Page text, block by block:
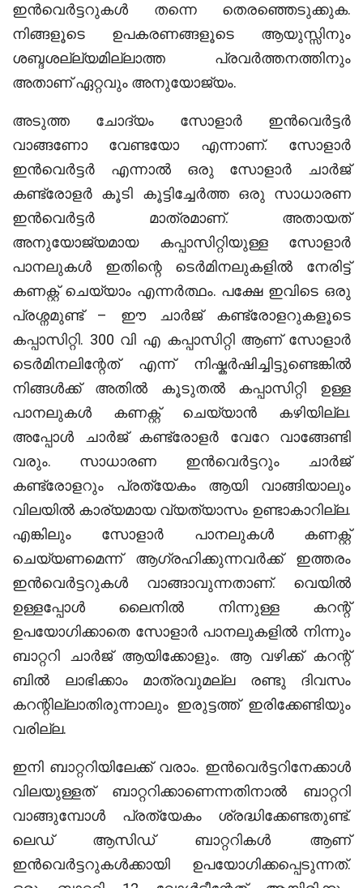
ഇൻവെർട്ടറുകൾ തന്നെ തെരഞ്ഞെടുക്കുക.
നിങ്ങളൂടെ ഉപകരണങ്ങളൂടെ ആയുസ്സിനും
ശബ്ദശല്ല്യമില്ലാത്ത പ്രവർത്തനത്തിനും
അതാണ് ഏറ്റവും അനുയോജ്യം.
അടുത്ത ചോദ്യം സോളാർ ഇൻവെർട്ടർ
വാങ്ങണോ വേണ്ടയോ എന്നാണ്. സോളാർ
ഇൻവെർട്ടർ എന്നാൽ ഒരു സോളാർ ചാർജ്
കണ്ട്രോളർ കൂടി കൂട്ടിച്ചേർത്ത ഒരു സാധാരണ
ഇൻവെർട്ടർ മാത്രമാണ്. അതായത്
അനുയോജ്യമായ കപ്പാസിറ്റിയുള്ള സോളാർ
പാനലുകൾ ഇതിന്റെ ടെർമിനലുകളിൽ നേരിട്ട്
കണക്റ്റ് ചെയ്യാം എന്നർത്ഥം. പക്ഷേ ഇവിടെ ഒരു
പ്രശ്നമുണ്ട് – ഈ ചാർജ് കണ്ട്രോളറുകളൂടെ
കപ്പാസിറ്റി. 300 വി എ കപ്പാസിറ്റി ആണ് സോളാർ
ടെർമിനലിന്റേത് എന്ന് നിഷ്കർഷിച്ചിട്ടുണ്ടെങ്കിൽ
നിങ്ങൾക്ക് അതിൽ കൂടുതൽ കപ്പാസിറ്റി ഉള്ള
പാനലുകൾ കണക്റ്റ് ചെയ്യാൻ കഴിയില്ല.
അപ്പോൾ ചാർജ് കണ്ട്രോളർ വേറേ വാങ്ങേണ്ടി
വരും. സാധാരണ ഇൻവെർട്ടറും ചാർജ്
കണ്ട്രോളറും പ്രത്യേകം ആയി വാങ്ങിയാലും
വിലയിൽ കാര്യമായ വ്യത്യാസം ഉണ്ടാകാറില്ല.
എങ്കിലും സോളാർ പാനലുകൾ കണക്റ്റ്
ചെയ്യണമെന്ന് ആഗ്രഹിക്കുന്നവർക്ക് ഇത്തരം
ഇൻവെർട്ടറുകൾ വാങ്ങാവുന്നതാണ്. വെയിൽ
ഉള്ളപ്പോൾ ലൈനിൽ നിന്നുള്ള കറന്റ്
ഉപയോഗിക്കാതെ സോളാർ പാനലുകളിൽ നിന്നും
ബാറ്ററി ചാർജ് ആയിക്കോളും. ആ വഴിക്ക് കറന്റ്
ബിൽ ലാഭിക്കാം മാത്രവുമല്ല രണ്ടു ദിവസം
കറന്റില്ലാതിരുന്നാലും ഇരുട്ടത്ത് ഇരിക്കേണ്ടിയും
വരില്ല.
ഇനി ബാറ്ററിയിലേക്ക് വരാം. ഇൻവെർട്ടറിനേക്കാൾ
വിലയുള്ളത് ബാറ്ററിക്കാണെന്നതിനാൽ ബാറ്ററി
വാങ്ങുമ്പോൾ പ്രത്യേകം ശ്രദ്ധിക്കേണ്ടതുണ്ട്.
ലെഡ് ആസിഡ് ബാറ്ററികൾ ആണ്
ഇൻവെർട്ടറുകൾക്കായി ഉപയോഗിക്കപ്പെടുന്നത്.